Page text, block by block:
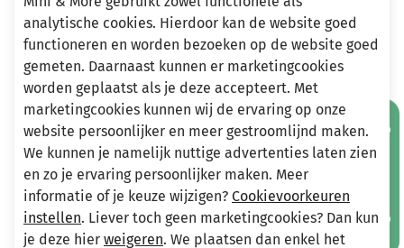
Heeft u vragen?
Stuur een e-mail
info@miniandmore.nl
Andere bekeken ook
Wellicht ook iets voor jou? Mis geen aanbiedingen!
analytische cookies. Hierdoor kan de website goed
functioneren en worden bezoeken op de website goed
gemeten. Daarnaast kunnen er marketingcookies
worden geplaatst als je deze accepteert. Met
marketingcookies kunnen wij de ervaring op onze
website persoonlijker en meer gestroomlijnd maken.
We kunnen je namelijk nuttige advertenties laten zien
en zo je ervaring persoonlijker maken. Meer
informatie of je keuze wijzigen? Cookievoorkeuren
instellen. Liever toch geen marketingcookies? Dan kun
je deze hier weigeren. We plaatsen dan enkel het